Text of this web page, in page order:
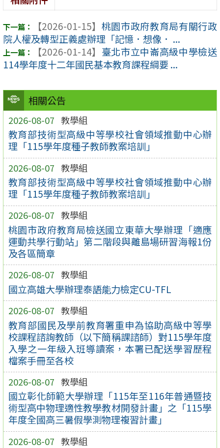
相關公告
2026-08-07 教學組
教育部技術型高級中等學校社會領域推動中心辦
理「115學年度種子教師教案培訓」
2026-08-07 教學組
教育部技術型高級中等學校社會領域推動中心辦
理「115學年度種子教師教案培訓」
2026-08-07 教學組
桃園市政府教育局檢送國立東華大學辦理「適應
運動共學行動站」第二階段與離島場研習海報1份
及各區簡章
2026-08-07 教學組
國立高雄大學辦理泰語能力檢定CU-TFL
2026-08-07 教學組
教育部國民及學前教育署重申為協助高級中等學
校課程諮詢教師（以下簡稱課諮師）對115學年度
入學之一年級入班導讀案，本署已配送學習歷程
檔案手冊至各校
2026-08-07 教學組
國立彰化師範大學辦理「115年至116年普通暨技
術型高中物理適性教學教材開發計畫」之「115學
年度全國高三暑假學測物理複習計畫」
2026-08-07 教學組
【2026-01-15】 桃園市政府教育局有關行政
院人權及轉型正義處辦理「記憶．想像． ...
【2026-01-14】 臺北市立中崙高級中學檢送
114學年度十二年國民基本教育課程綱要 ...